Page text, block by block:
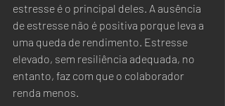
estresse é o principal deles. A ausência
de estresse não é positiva porque leva a
uma queda de rendimento. Estresse
elevado, sem resiliência adequada, no
entanto, faz com que o colaborador
renda menos.